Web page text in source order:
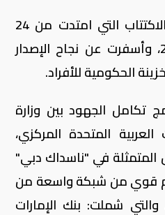
وجاء الإدراج عقب فترة الاكتتاب التي امتدت من 24
يونيو إلى 30 يونيو 2026، وأسفرت عن نجاح الإصدار
الحكومية للأفراد.
تكامل الجهود بين وزارة
المتحدة المركزي،
المتمثلة في "ناسداك دبي"
قوي من شبكة واسعة من
شملت: بنك الإمارات